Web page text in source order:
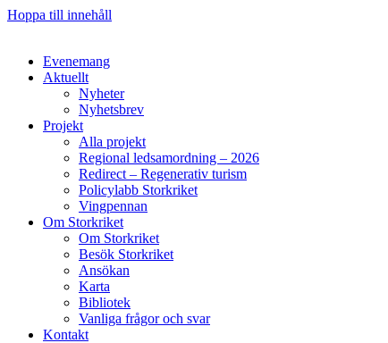
Hoppa till innehåll
Evenemang
Aktuellt
Nyheter
Nyhetsbrev
Projekt
Alla projekt
Regional ledsamordning – 2026
Redirect – Regenerativ turism
Policylabb Storkriket
Vingpennan
Om Storkriket
Om Storkriket
Besök Storkriket
Ansökan
Karta
Bibliotek
Vanliga frågor och svar
Kontakt